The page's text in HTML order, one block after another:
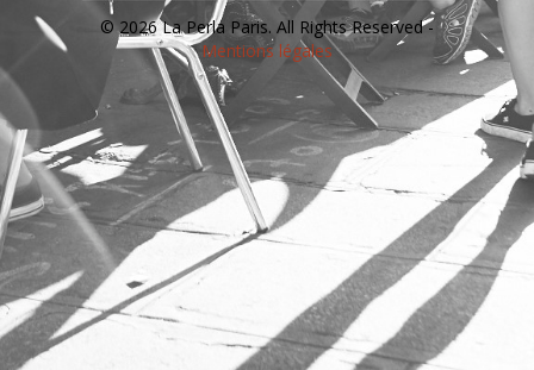
© 2026 La Perla Paris. All Rights Reserved -
Mentions légales